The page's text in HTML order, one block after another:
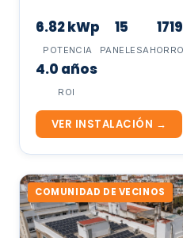
6.82 kWp
POTENCIA
15
PANELES
4.0 años
ROI
VER INSTALACIÓN →
COMUNIDAD DE VECINOS